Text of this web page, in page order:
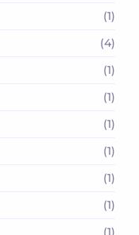
(1)
(4)
(1)
(1)
(1)
(1)
(1)
(1)